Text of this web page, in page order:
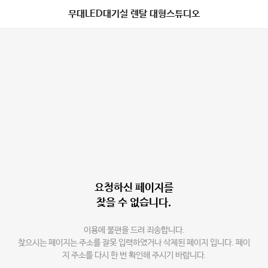
무대LED대기실 렌탈 대형스튜디오
요청하신 페이지를
찾을 수 없습니다.
이용에 불편을 드려 죄송합니다.
찾으시는 페이지는 주소를 잘못 입력하였거나 삭제된 페이지 입니다. 페이
지 주소를 다시 한 번 확인해 주시기 바랍니다.